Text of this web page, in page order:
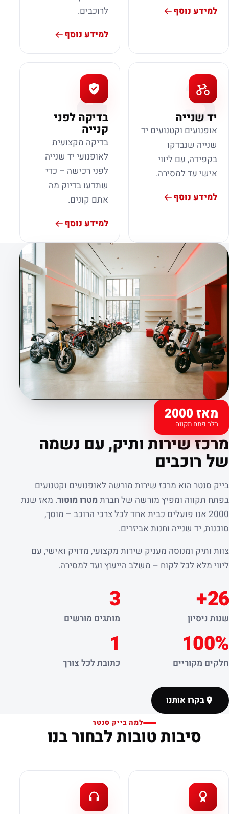
למידע נוסף
לרוכבים.
למידע נוסף
3
יד שנייה
אופנועים וקטנועים יד
שנייה שנבדקו
בקפידה, עם ליווי
אישי עד למסירה.
למידע נוסף
4
בדיקה לפני
קנייה
בדיקה מקצועית
לאופנועי יד שנייה
לפני רכישה – כדי
שתדעו בדיוק מה
אתם קונים.
למידע נוסף
מאז 2000
בלב פתח תקווה
קצת עלינו
מרכז שירות ותיק, עם נשמה
של רוכבים
בייק סנטר הוא מרכז שירות מורשה לאופנועים וקטנועים
בפתח תקווה ומפיץ מורשה של חברת מטרו מוטור. מאז שנת
2000 אנו פועלים כבית אחד לכל צרכי הרוכב – מוסך,
סוכנות, יד שנייה וחנות אביזרים.
צוות ותיק ומנוסה מעניק שירות מקצועי, מדויק ואישי, עם
ליווי מלא לכל לקוח – משלב הייעוץ ועד למסירה.
26+
שנות ניסיון
3
מותגים מורשים
100%
חלקים מקוריים
1
כתובת לכל צורך
בקרו אותנו
למה בייק סנטר
סיבות טובות לבחור בנו